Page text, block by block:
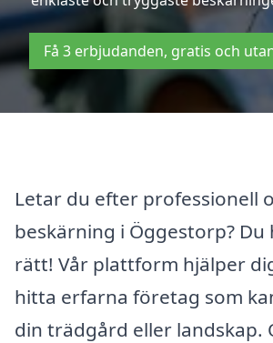
Få 3 erbjudanden, gratis och
Letar du efter professionell
beskärning i Öggestorp?
rätt! Vår plattform hjälper
hitta erfarna företag som
din trädgård eller landskap.